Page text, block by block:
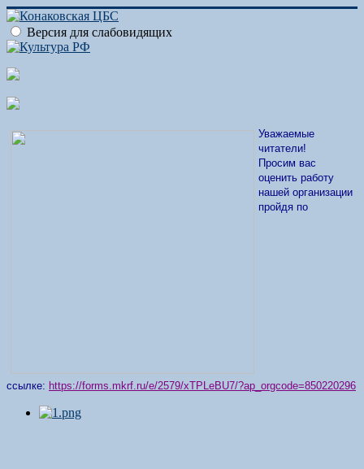
Версия для слабовидящих
Уважаемые
читатели!
Просим вас
оценить работу
нашей организации
пройдя по
ссылке: https://forms.mkrf.ru/e/2579/xTPLeBU7/?ap_orgcode=850220296